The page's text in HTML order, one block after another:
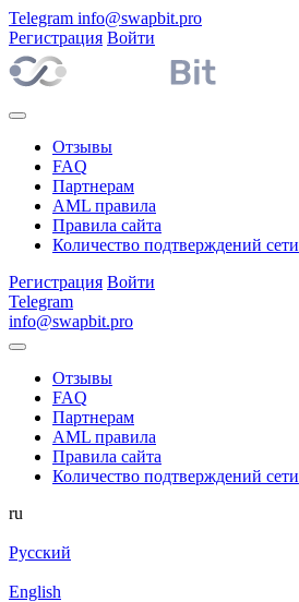
Telegram info@swapbit.pro
Регистрация Войти
Отзывы
FAQ
Партнерам
AML правила
Правила сайта
Количество подтверждений сети
Регистрация Войти
Telegram
info@swapbit.pro
Отзывы
FAQ
Партнерам
AML правила
Правила сайта
Количество подтверждений сети
ru
Русский
English